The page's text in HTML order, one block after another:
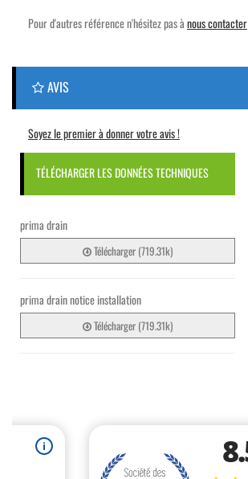
Pour d'autres référence n'hésitez pas ànous contacter
AVIS
Soyez le premier à donner votre avis !
TÉLÉCHARGER LES DONNÉES TECHNIQUES
prima drain
Télécharger (719.31k)
prima drain notice installation
Télécharger (719.31k)